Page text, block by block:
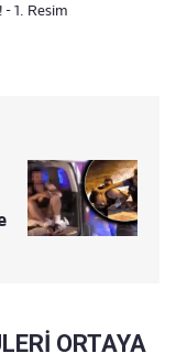
- 1. Resim
ORTAYA